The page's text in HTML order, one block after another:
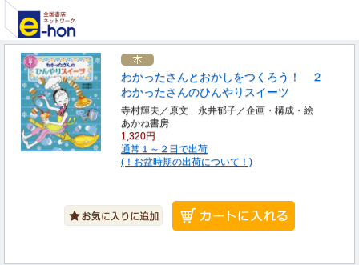
わかったさんとおかしをつくろう！ ２
わかったさんのひんやりスイーツ
寺村輝夫／原文 永井郁子／企画・構成・絵
あかね書房
1,320円
通常１～２日で出荷
(！お盆時期の出荷について！)